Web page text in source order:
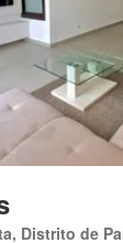
Distrito de